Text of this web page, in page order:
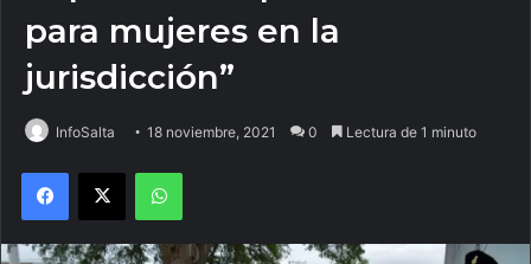
para mujeres en la
jurisdicción”
InfoSalta 18 noviembre, 2021 0 Lectura de 1 minuto
Facebook
X WhatsApp